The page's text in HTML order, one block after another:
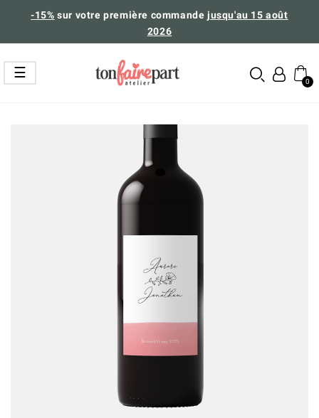
-15% sur votre première commandejusqu'au 15 août
2026
Basculer
la
navigation
☰